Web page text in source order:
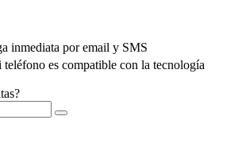
inmediata por email y SMS
es compatible con la tecnología